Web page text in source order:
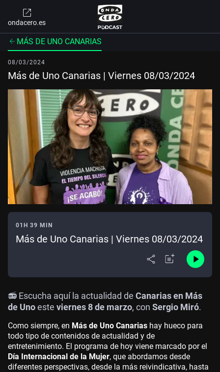
ondacero.es
MÁS DE UNO CANARIAS
08/03/2024
Más de Uno Canarias | Viernes 08/03/2024
01H 39 MIN
Más de Uno Canarias | Viernes 08/03/2024
📻 Escucha aquí la actualidad de Canarias en Más
de Unoeste viernes 8 de marzo, con Sergio Miró.
Como siempre, en Más de Uno Canarias hay hueco para
todo tipo de contenidos de actualidad y de
entretenimiento. El programa de hoy viene marcado por el
Día Internacional de la Mujer, que abordamos desde
diferentes perspectivas, desde la más reivindicativa, hasta